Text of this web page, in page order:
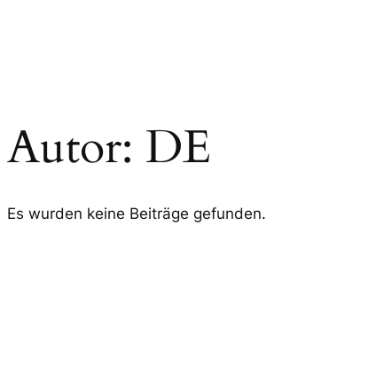
Autor: DE
Es wurden keine Beiträge gefunden.